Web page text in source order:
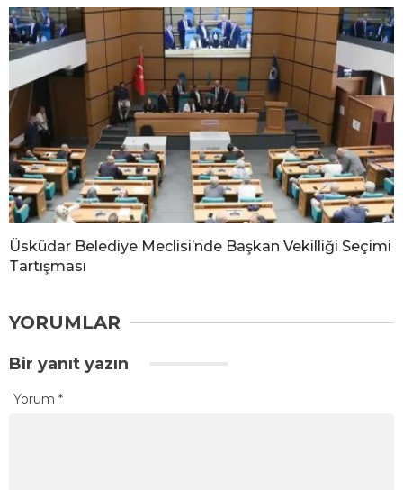
Üsküdar Belediye Meclisi’nde Başkan Vekilliği Seçimi
Tartışması
YORUMLAR
Bir yanıt yazın
Yorum *